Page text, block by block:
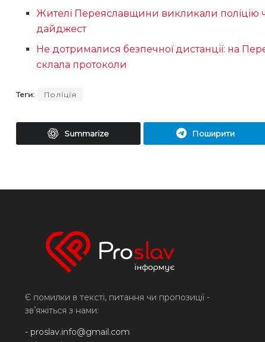
Жителі Переяславщини викликали поліцію
дайджест
Не дотрималися безпечної дистанції: на
склала протоколи
Теги: Поліція
Summarize Поширити
Є помилки в тексті, питання чи пропозиції -
звʼяжіться з нами:
- proslav.info@gmail.com